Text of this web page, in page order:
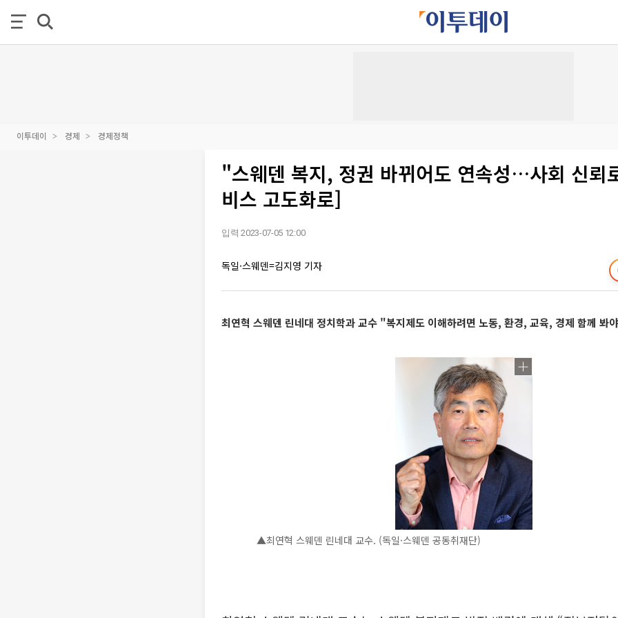
이투데이 경제 경제정책
"스웨덴 복지, 정권 바뀌어도 연속성…사회 신뢰
비스 고도화로]
입력 2023-07-05 12:00
독일·스웨덴=김지영 기자
최연혁 스웨덴 린네대 정치학과 교수 "복지제도 이해하려면 노동, 환경, 교육, 경제 함께 봐
▲최연혁 스웨덴 린네대 교수. (독일·스웨덴 공동취재단)